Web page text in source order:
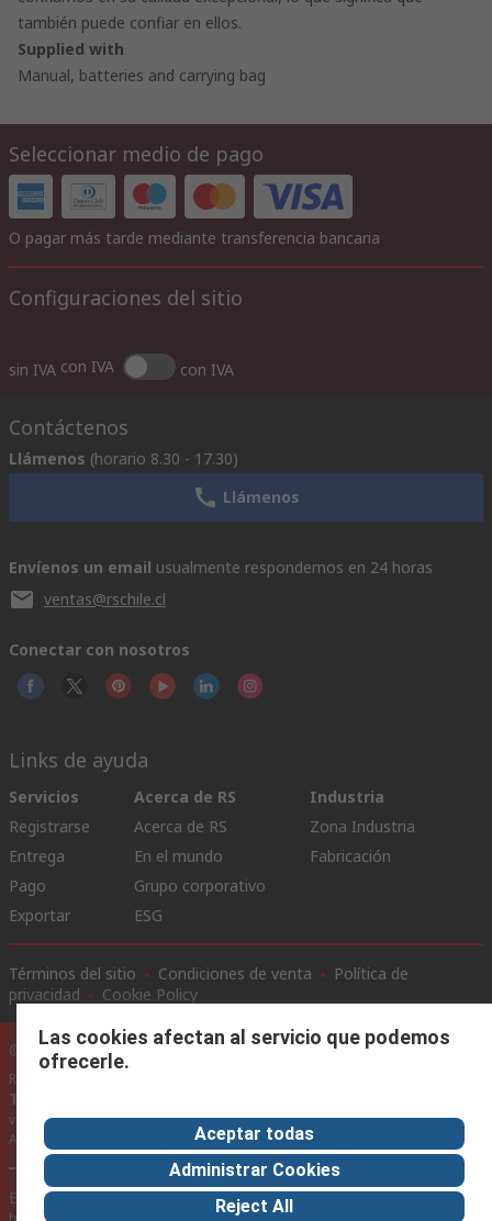
también puede confiar en ellos.
Supplied with
Manual, batteries and carrying bag
Seleccionar medio de pago
O pagar más tarde mediante transferencia bancaria
Configuraciones del sitio
sin IVA con IVA con IVA
Contáctenos
Llámenos (horario 8.30 - 17.30)
Llámenos
Envíenos un email usualmente respondemos en 24 horas
ventas@rschile.cl
Conectar con nosotros
Links de ayuda
Servicios
Registrarse
Entrega
Pago
Exportar
Acerca de RS
Acerca de RS
En el mundo
Grupo corporativo
ESG
Industria
Zona Industria
Fabricación
Términos del sitio Condiciones de venta
Política de
privacidad
Cookie Policy
©RS Group Ltd. 2020
RS Group Ltda.
Teléfonos
ventas@rschile.cl
Ayuda
Este sitio web ha sido desarrollado por Catalogue solutions Ltd
Las cookies afectan al servicio que podemos
ofrecerle.
Aceptar todas
Administrar Cookies
Reject All